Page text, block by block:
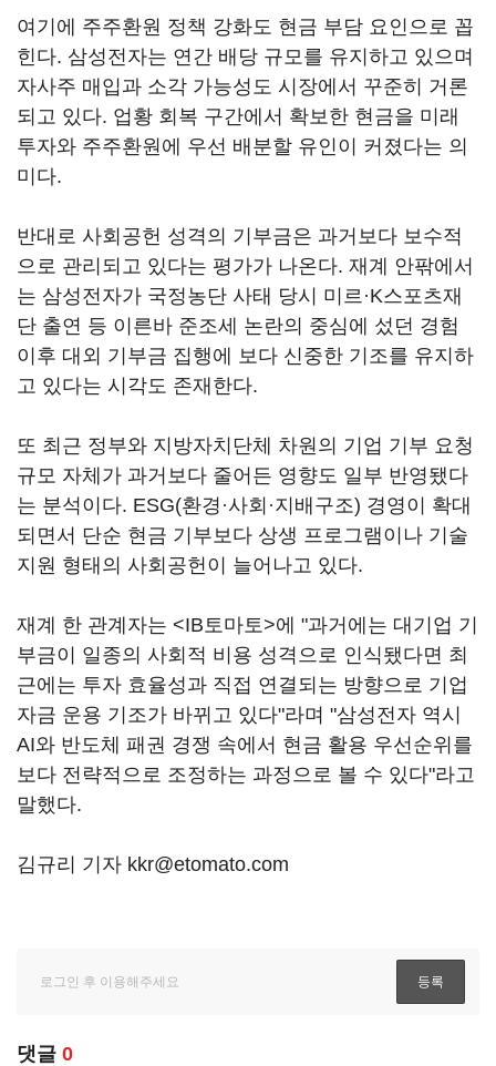
여기에 주주환원 정책 강화도 현금 부담 요인으로 꼽
힌다. 삼성전자는 연간 배당 규모를 유지하고 있으며
자사주 매입과 소각 가능성도 시장에서 꾸준히 거론
되고 있다. 업황 회복 구간에서 확보한 현금을 미래
투자와 주주환원에 우선 배분할 유인이 커졌다는 의
미다.
반대로 사회공헌 성격의 기부금은 과거보다 보수적
으로 관리되고 있다는 평가가 나온다. 재계 안팎에서
는 삼성전자가 국정농단 사태 당시 미르·K스포츠재
단 출연 등 이른바 준조세 논란의 중심에 섰던 경험
이후 대외 기부금 집행에 보다 신중한 기조를 유지하
고 있다는 시각도 존재한다.
또 최근 정부와 지방자치단체 차원의 기업 기부 요청
규모 자체가 과거보다 줄어든 영향도 일부 반영됐다
는 분석이다. ESG(환경·사회·지배구조) 경영이 확대
되면서 단순 현금 기부보다 상생 프로그램이나 기술
지원 형태의 사회공헌이 늘어나고 있다.
재계 한 관계자는 <IB토마토>에 "과거에는 대기업 기
부금이 일종의 사회적 비용 성격으로 인식됐다면 최
근에는 투자 효율성과 직접 연결되는 방향으로 기업
자금 운용 기조가 바뀌고 있다"라며 "삼성전자 역시
AI와 반도체 패권 경쟁 속에서 현금 활용 우선순위를
보다 전략적으로 조정하는 과정으로 볼 수 있다"라고
말했다.
김규리 기자 kkr@etomato.com
댓글 0